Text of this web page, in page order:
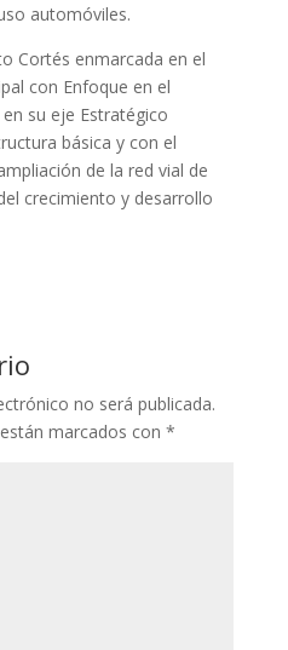
automóviles.
Cortés enmarcada en el
con Enfoque en el
su eje Estratégico
básica y con el
de la red vial de
crecimiento y desarrollo
no será publicada.
marcados con *